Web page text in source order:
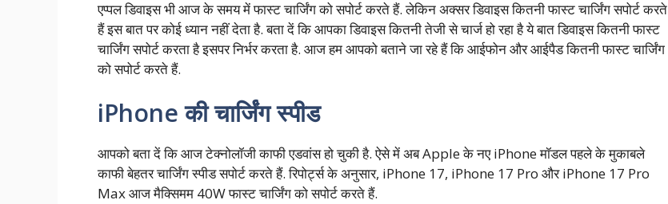
एप्पल डिवाइस भी आज के समय में फास्ट चार्जिंग को सपोर्ट करते हैं. लेकिन अक्सर डिवाइस कितनी फास्ट चार्जिंग सपोर्ट करते
हैं इस बात पर कोई ध्यान नहीं देता है. बता दें कि आपका डिवाइस कितनी तेजी से चार्ज हो रहा है ये बात डिवाइस कितनी फास्ट
चार्जिंग सपोर्ट करता है इसपर निर्भर करता है. आज हम आपको बताने जा रहे हैं कि आईफोन और आईपैड कितनी फास्ट चार्जिंग
को सपोर्ट करते हैं.
iPhone की चार्जिंग स्पीड
आपको बता दें कि आज टेक्नोलॉजी काफी एडवांस हो चुकी है. ऐसे में अब Apple के नए iPhone मॉडल पहले के मुकाबले
काफी बेहतर चार्जिंग स्पीड सपोर्ट करते हैं. रिपोर्ट्स के अनुसार, iPhone 17, iPhone 17 Pro और iPhone 17 Pro
Max आज मैक्सिमम 40W फास्ट चार्जिंग को सपोर्ट करते हैं.